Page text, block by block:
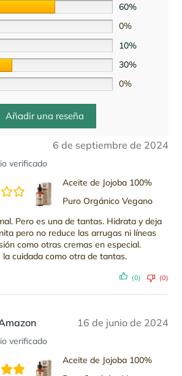
60%
0%
10%
30%
0%
Añadir una reseña
verificado
6 de septiembre de 2024
Aceite de Jojoba 100%
Puro Orgánico Vegano
Pero es una de tantas. Hidrata y deja
pero no reduce las arrugas ni líneas
como otras cremas en especial.
la cuidada como otra de tantas.
(0) (0)
verificado
16 de junio de 2024
Aceite de Jojoba 100%